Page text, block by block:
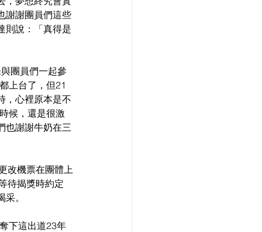
謝謝團員們這些
則說：「真得是
團員們一起參
上台了，但21
，心裡原本是不
候，還是很激
也謝謝牛奶在三
改機票在團體上
待揭獎時約定
。
下這出道23年